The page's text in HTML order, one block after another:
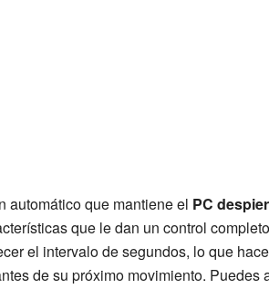
automático que mantiene el PC
que le dan un control
el intervalo de segundos, lo que
de su próximo movimiento. Puedes